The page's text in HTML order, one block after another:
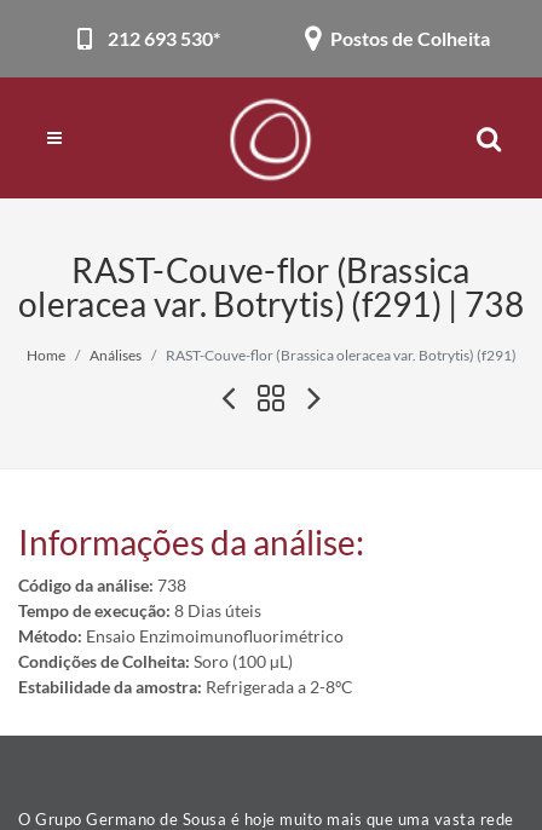
212 693 530* Postos de Colheita
RAST-Couve-flor (Brassica
oleracea var. Botrytis) (f291) | 738
Home Análises RAST-Couve-flor (Brassica oleracea var. Botrytis) (f291)
Informações da análise:
Código da análise: 738
Tempo de execução: 8 Dias úteis
Método: Ensaio Enzimoimunofluorimétrico
Condições de Colheita: Soro (100 µL)
Estabilidade da amostra: Refrigerada a 2-8ºC
O Grupo Germano de Sousa é hoje muito mais que uma vasta rede